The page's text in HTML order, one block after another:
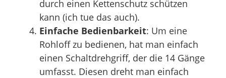
durch einen Kettenschutz schützen
kann (ich tue das auch).
Einfache Bedienbarkeit: Um eine
Rohloff zu bedienen, hat man einfach
einen Schaltdrehgriff, der die 14 Gänge
umfasst. Diesen dreht man einfach